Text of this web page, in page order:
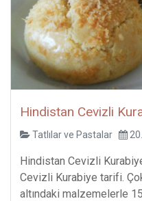
Hindistan Cevizli
Tatlılar ve Pastalar
Hindistan Cevizli
Cevizli Kurabiye tarifi.
altındaki malzemelerle